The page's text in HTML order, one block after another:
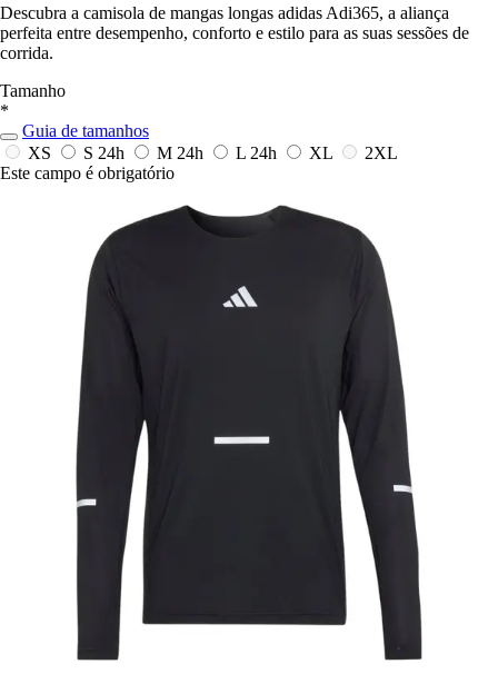
Descubra a camisola de mangas longas adidas Adi365, a aliança
perfeita entre desempenho, conforto e estilo para as suas sessões de
corrida.
Tamanho
*
Guia de tamanhos
XS
S 24h M 24h L 24h XL
2XL
Este campo é obrigatório